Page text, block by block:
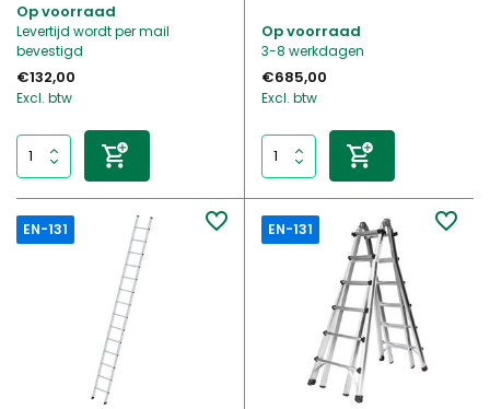
Op voorraad
Levertijd wordt per mail
bevestigd
€132,00
Excl. btw
Op voorraad
3-8 werkdagen
€685,00
Excl. btw
EN-131 EN-131